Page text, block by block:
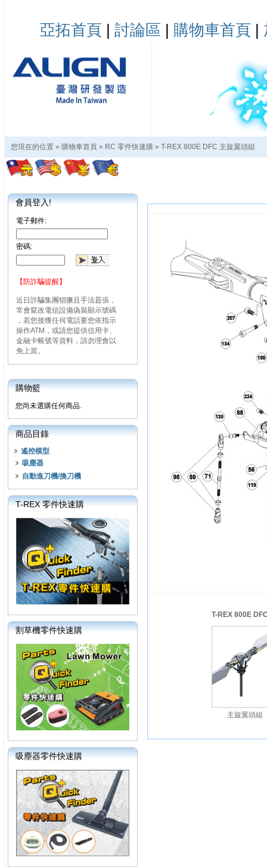
亞拓首頁 | 討論區 | 購物車首頁 |
您現在的位置 » 購物車首頁 » RC 零件快速購 » T-REX 800E DFC 主旋翼頭組
會員登入!
電子郵件:
密碼:
【防詐騙提醒】
近日詐騙集團猖獗且手法囂張，
常會竄改電信設備偽裝顯示號碼
，若您接獲任何電話要您依指示
操作ATM，或請您提供信用卡、
金融卡帳號等資料，請勿理會以
免上當。
購物籃
您尚未選購任何商品.
商品目錄
遙控模型
吸塵器
自動進刀機/換刀機
T-REX 零件快速購
割草機零件快速購
吸塵器零件快速購
T-REX 800E
主旋翼頭組